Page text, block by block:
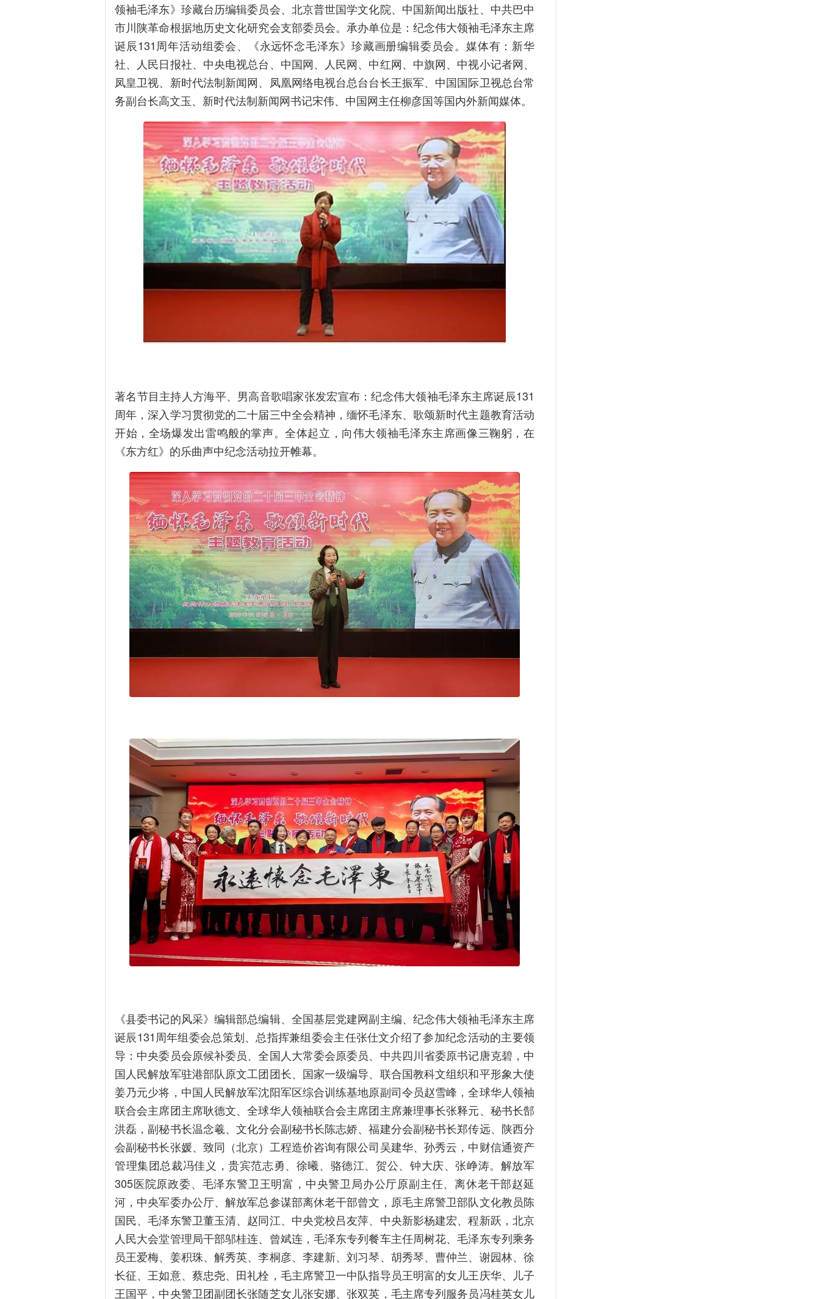
领袖毛泽东》珍藏台历编辑委员会、北京普世国学文化院、中国新闻出版社、中共巴中
市川陕革命根据地历史文化研究会支部委员会。承办单位是：纪念伟大领袖毛泽东主席
诞辰131周年活动组委会、《永远怀念毛泽东》珍藏画册编辑委员会。媒体有：新华
社、人民日报社、中央电视总台、中国网、人民网、中红网、中旗网、中视小记者网、
凤皇卫视、新时代法制新闻网、凤凰网络电视台总台台长王振军、中国国际卫视总台常
务副台长高文玉、新时代法制新闻网书记宋伟、中国网主任柳彦国等国内外新闻媒体。
著名节目主持人方海平、男高音歌唱家张发宏宣布：纪念伟大领袖毛泽东主席诞辰131
周年，深入学习贯彻党的二十届三中全会精神，缅怀毛泽东、歌颂新时代主题教育活动
开始，全场爆发出雷鸣般的掌声。全体起立，向伟大领袖毛泽东主席画像三鞠躬，在
《东方红》的乐曲声中纪念活动拉开帷幕。
《县委书记的风采》编辑部总编辑、全国基层党建网副主编、纪念伟大领袖毛泽东主席
诞辰131周年组委会总策划、总指挥兼组委会主任张仕文介绍了参加纪念活动的主要领
导：中央委员会原候补委员、全国人大常委会原委员、中共四川省委原书记唐克碧，中
国人民解放军驻港部队原文工团团长、国家一级编导、联合国教科文组织和平形象大使
姜乃元少将，中国人民解放军沈阳军区综合训练基地原副司令员赵雪峰，全球华人领袖
联合会主席团主席耿德文、全球华人领袖联合会主席团主席兼理事长张释元、秘书长郜
洪磊，副秘书长温念羲、文化分会副秘书长陈志娇、福建分会副秘书长郑传远、陕西分
会副秘书长张媛、致同（北京）工程造价咨询有限公司吴建华、孙秀云，中财信通资产
管理集团总裁冯佳义，贵宾范志勇、徐曦、骆德江、贺公、钟大庆、张峥涛。解放军
305医院原政委、毛泽东警卫王明富，中央警卫局办公厅原副主任、离休老干部赵延
河，中央军委办公厅、解放军总参谋部离休老干部曾文，原毛主席警卫部队文化教员陈
国民、毛泽东警卫董玉清、赵同江、中央党校吕友萍、中央新影杨建宏、程新跃，北京
人民大会堂管理局干部邬桂连、曾斌连，毛泽东专列餐车主任周树花、毛泽东专列乘务
员王爱梅、姜积珠、解秀英、李桐彦、李建新、刘习琴、胡秀琴、曹仲兰、谢园林、徐
长征、王如意、蔡忠尧、田礼栓，毛主席警卫一中队指导员王明富的女儿王庆华、儿子
王国平，中央警卫团副团长张随芝女儿张安娜、张双英，毛主席专列服务员冯桂英女儿